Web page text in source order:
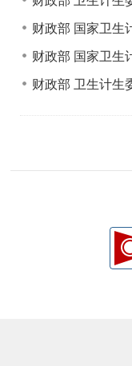
财政部 国家卫生
财政部 国家卫生
财政部 卫生计生